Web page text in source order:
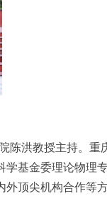
陈洪教授主持。重
学基金委理论物理
外顶尖机构合作等